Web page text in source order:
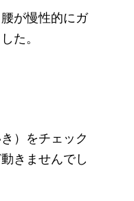
が慢性的にガ
た。
）をチェック
きませんでし